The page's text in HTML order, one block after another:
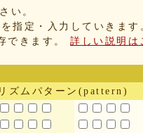
い。
指定・入力していきます
できます。詳しい説明は
リズムパターン(pattern)